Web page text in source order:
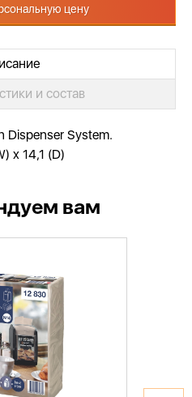
цену
и состав
Dispenser System.
x 14,1 (D)
вам